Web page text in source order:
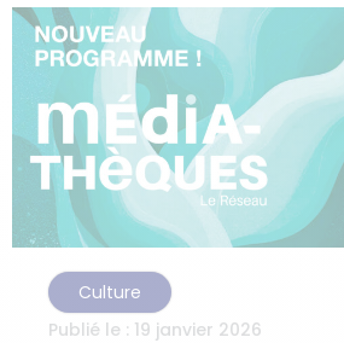
Culture
Publié le : 19 janvier 2026